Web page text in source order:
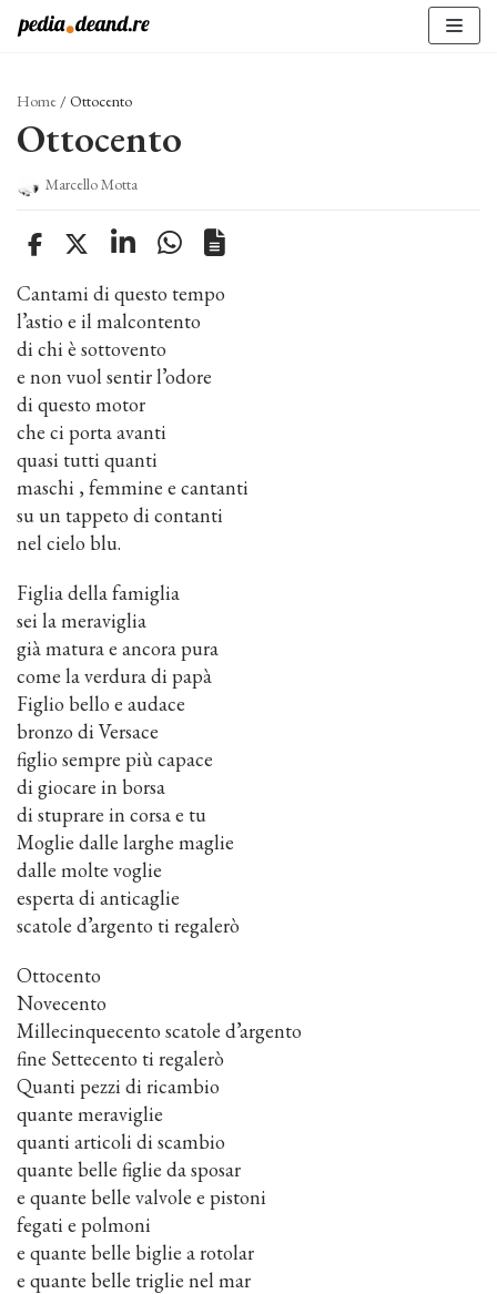
Vai
Home / Ottocento
Ottocento
Marcello Motta
Cantami di questo tempo
l’astio e il malcontento
di chi è sottovento
e non vuol sentir l’odore
di questo motor
che ci porta avanti
quasi tutti quanti
maschi , femmine e cantanti
su un tappeto di contanti
nel cielo blu.
Figlia della famiglia
sei la meraviglia
già matura e ancora pura
come la verdura di papà
Figlio bello e audace
bronzo di Versace
figlio sempre più capace
di giocare in borsa
di stuprare in corsa e tu
Moglie dalle larghe maglie
dalle molte voglie
esperta di anticaglie
scatole d’argento ti regalerò
Ottocento
Novecento
Millecinquecento scatole d’argento
fine Settecento ti regalerò
Quanti pezzi di ricambio
quante meraviglie
quanti articoli di scambio
quante belle figlie da sposar
e quante belle valvole e pistoni
fegati e polmoni
e quante belle biglie a rotolar
e quante belle triglie nel mar